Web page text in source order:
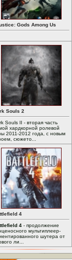
Gods Among Us
Souls 2
Souls II - вторая часть
хардкорной ролевой
2011-2012 года, с новым
сюжето...
4
4 - продолжение
мультиплеер-
шутера от
ли...